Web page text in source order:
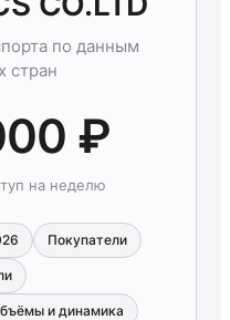
по данным
стран
₽
на неделю
Покупатели
и динамика